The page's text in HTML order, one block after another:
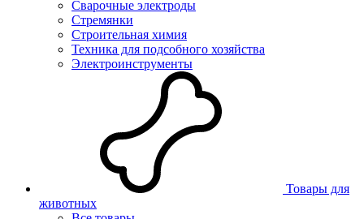
Сварочные электроды
Стремянки
Строительная химия
Техника для подсобного хозяйства
Электроинструменты
Товары для
животных